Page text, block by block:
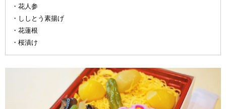
・花人参
・ししとう素揚げ
・花蓮根
・桜漬け